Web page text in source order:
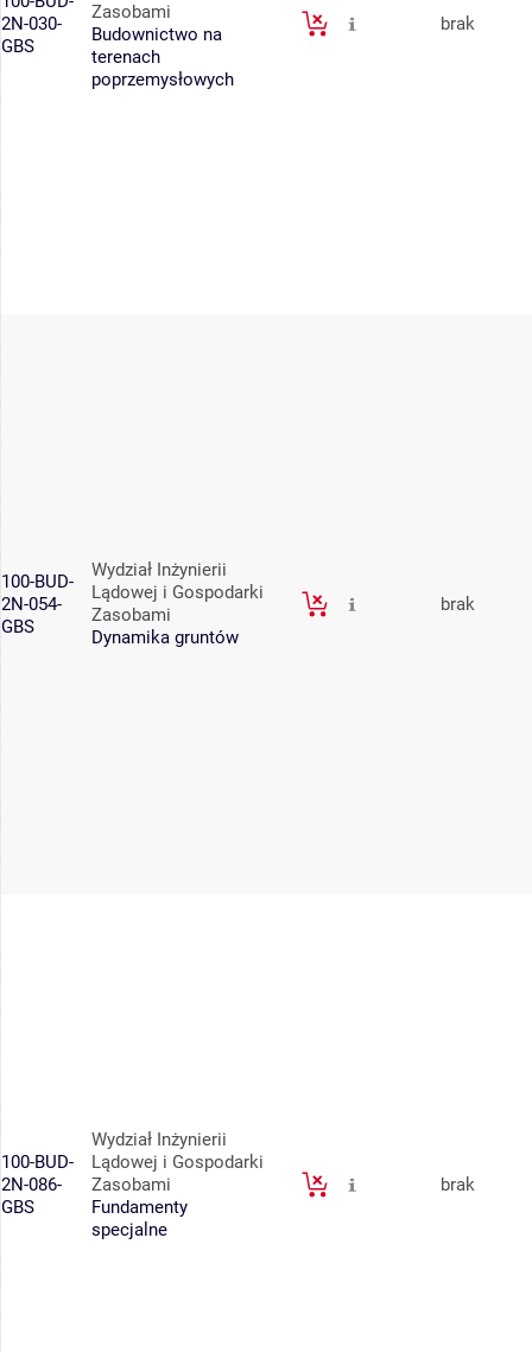
2N-030-
GBS
Zasobami
Budownictwo na
terenach
poprzemysłowych
brak
100-BUD-
2N-054-
GBS
Wydział Inżynierii
Lądowej i Gospodarki
Zasobami
Dynamika gruntów
brak
100-BUD-
2N-086-
GBS
Wydział Inżynierii
Lądowej i Gospodarki
Zasobami
Fundamenty
specjalne
brak